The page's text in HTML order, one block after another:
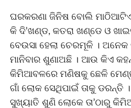
ଘରକରଣା ଜିନିଷ ବୋଲି
କି ଦି’ଖଣ୍ଡ, କତରା ଖଣ୍ଡେ ଓ
ବେଉସା ହେଲା ଚେରମୂଳି ।
ମାନିବାର ଶୁଣାଅଛି । ଆଉ କିଏ
କିମିଆବଳରେ ମଣିଷକୁ ଛେଳି
ଗାଁ ଲୋକ ସେଥିପାଇଁ ତାକୁ ଡରନ୍ତି
ସୁଖ୍ୟାତି ଶୁଣି ଲୋକେ ତା’ଠାରୁ